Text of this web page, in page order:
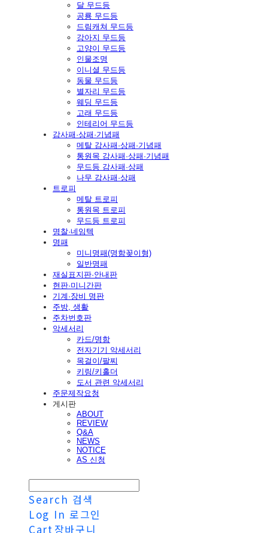
달 무드등
공룡 무드등
드림캐쳐 무드등
강아지 무드등
고양이 무드등
인물조명
이니셜 무드등
동물 무드등
별자리 무드등
웨딩 무드등
고래 무드등
인테리어 무드등
감사패·상패·기념패
메탈 감사패·상패·기념패
통원목 감사패·상패·기념패
무드등 감사패·상패
나무 감사패·상패
트로피
메탈 트로피
통원목 트로피
무드등 트로피
명찰·네임텍
명패
미니명패(명함꽂이형)
일반명패
재실표지판·안내판
현판·미니간판
기계·장비 명판
주방, 생활
주차번호판
악세서리
카드/명함
전자기기 악세서리
목걸이/팔찌
키링/키홀더
도서 관련 악세서리
주문제작요청
게시판
ABOUT
REVIEW
Q&A
NEWS
NOTICE
AS 신청
Search 검색
Log In 로그인
Cart 장바구니